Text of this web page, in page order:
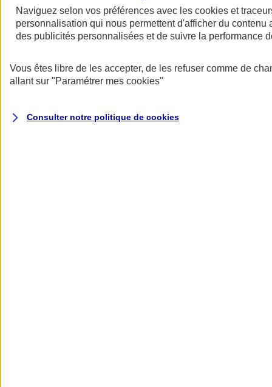
AXA Assurance
Naviguez selon vos préférences avec les cookies et
personnalisation qui nous permettent d'afficher du contenu
des publicités personnalisées et de suivre la performance
Vous êtes libre de les accepter, de les refuser comme de
allant sur "Paramétrer mes cookies"
Consulter notre politique de cookies